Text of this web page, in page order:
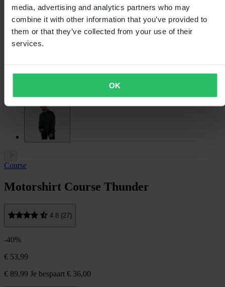
media, advertising and analytics partners who may
combine it with other information that you’ve provided to
them or that they’ve collected from your use of their
services.
OK
Course
Motorshirt Course Thunder
4.8 (27)
-40%
€ 53,99
€ 89,99 Je bespaart € 36,00